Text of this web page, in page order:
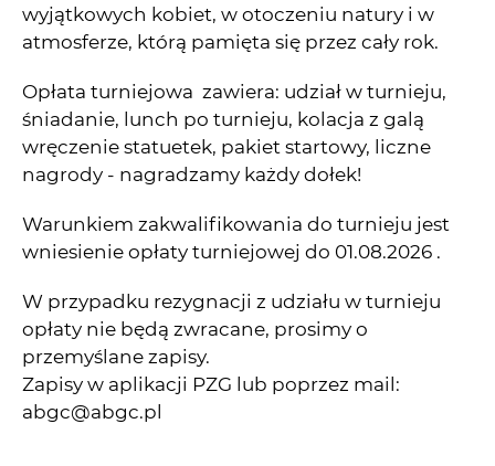
wyjątkowych kobiet, w otoczeniu natury i w
atmosferze, którą pamięta się przez cały rok.
Opłata turniejowa zawiera: udział w turnieju,
śniadanie, lunch po turnieju, kolacja z galą
wręczenie statuetek, pakiet startowy, liczne
nagrody - nagradzamy każdy dołek!
Warunkiem zakwalifikowania do turnieju jest
wniesienie opłaty turniejowej do 01.08.2026 .
W przypadku rezygnacji z udziału w turnieju
opłaty nie będą zwracane, prosimy o
przemyślane zapisy.
Zapisy w aplikacji PZG lub poprzez mail:
abgc@abgc.pl